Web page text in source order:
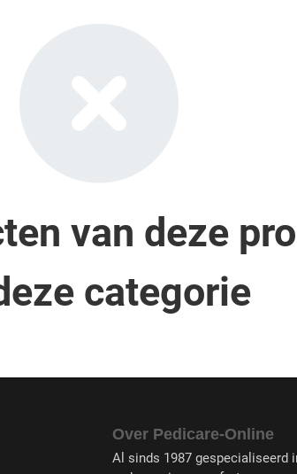
van deze
categorie
Over Pedicare-Online
Al sinds 1987 gespecialiseerd